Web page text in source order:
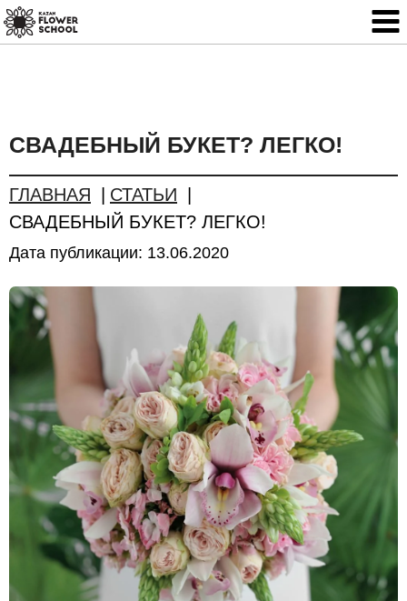
СВАДЕБНЫЙ БУКЕТ? ЛЕГКО!
ГЛАВНАЯ
СТАТЬИ
СВАДЕБНЫЙ БУКЕТ? ЛЕГКО!
Дата публикации: 13.06.2020